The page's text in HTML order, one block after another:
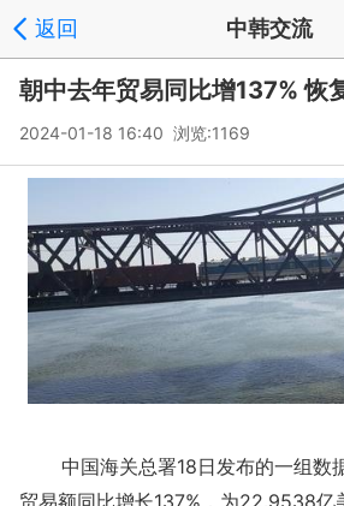
返回 中韩交流
朝中去年贸易同比增137% 恢
2024-01-18 16:40 浏览:1169
中国海关总署18日发布的一组数
贸易额同比增长137%，为22.9538亿